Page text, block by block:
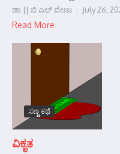
ಡಾ || ಬಿ ಎಲ್ ವೇಣು July 26,
Read More
ಸಣ್ಣ ಕಥೆ
ವಿಕೃತ